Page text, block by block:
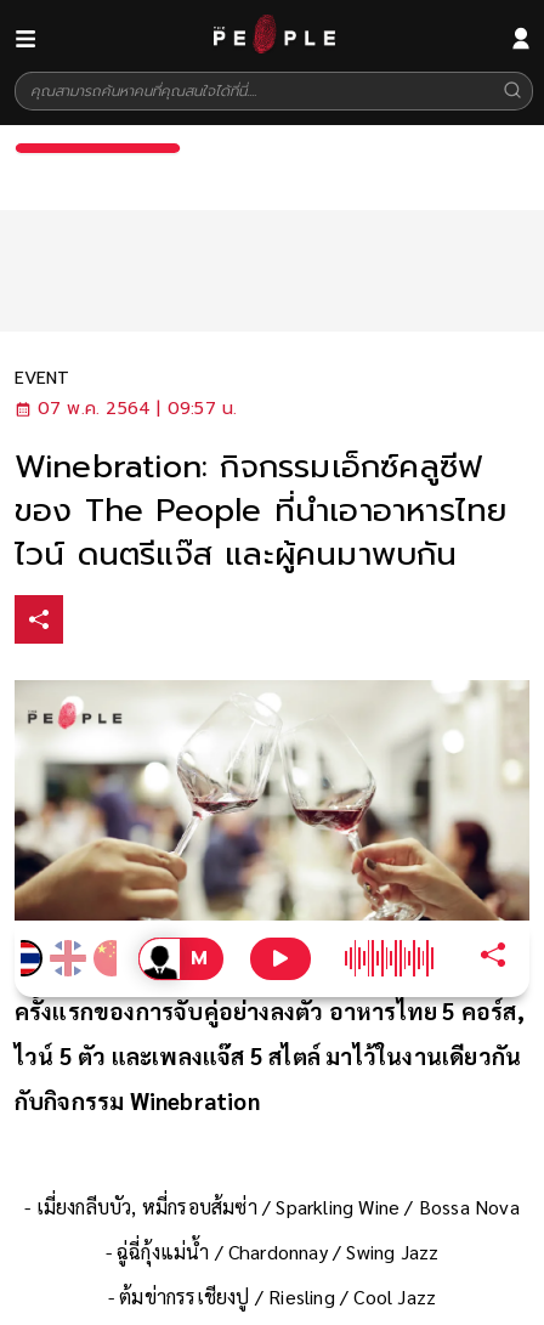
EVENT
07 พ.ค. 2564 | 09:57 น.
Winebration: กิจกรรมเอ็กซ์คลูซีฟ
ของ The People ที่นำเอาอาหารไทย
ไวน์ ดนตรีแจ๊ส และผู้คนมาพบกัน
ครั้งแรกของการจับคู่อย่างลงตัว อาหารไทย 5 คอร์ส,
ไวน์ 5 ตัว และเพลงแจ๊ส 5 สไตล์ มาไว้ในงานเดียวกัน
กับกิจกรรม Winebration
- เมี่ยงกลีบบัว, หมี่กรอบส้มซ่า / Sparkling Wine / Bossa Nova
- ฉู่ฉี่กุ้งแม่น้ำ / Chardonnay / Swing Jazz
- ต้มข่ากรรเชียงปู / Riesling / Cool Jazz